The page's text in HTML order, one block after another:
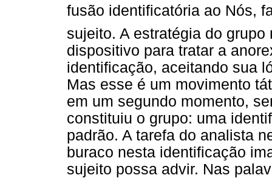
fusão identificatória ao
sujeito. A estratégia do
dispositivo para tratar a
identificação, aceitando sua
Mas esse é um movimento
em um segundo momento,
constituiu o grupo: uma
padrão. A tarefa do analista
buraco nesta identificação
sujeito possa advir. Nas